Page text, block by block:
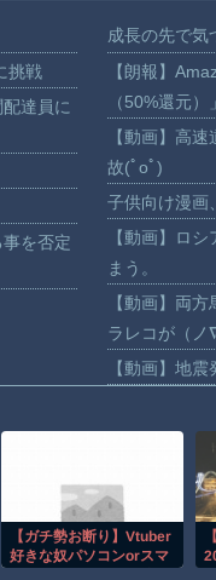
挑戦
達員に
を否定
成長の先で気
【朗報】
（50%還元）
【動画】高
故(ﾟoﾟ)
子供向け漫画
【動画】ロ
まう。
【動画】両
ラレコが（ノ
【動画】地
ア。
【朗報】大
ｗｗｗｗｗｗ
まだ墓石があ
【動画】新型
【ガチ勢お断り】Vtuber
好きな奴パソコンorスマ